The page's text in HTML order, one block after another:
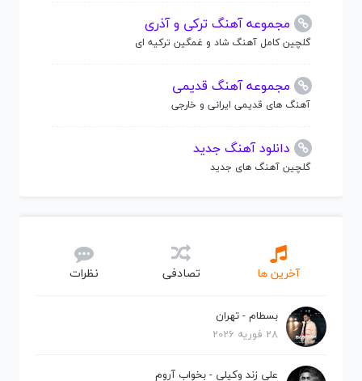
مجموعه آهنگ ترکی و آذری
گلچین کامل آهنگ شاد و غمگین ترکیه ای
مجموعه آهنگ قدیمی
آهنگ های قدیمی ایرانی و خارجی
دانلود آهنگ جدید
گلچین آهنگ های جدید
آخرین ها تصادفی نظرات
بسطام - تهران
28 فوریه 2026
علی زند وکیلی - بخواب آروم